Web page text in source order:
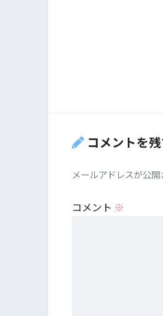
コメントを
メールアドレスが公開
コメント ※